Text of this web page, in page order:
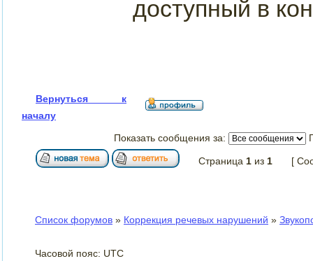
доступный в
Вернуться к
началу
Показать сообщения за:
Страница 1 из 1 [
Список форумов » Коррекция речевых нарушений »
Часовой пояс: UTC